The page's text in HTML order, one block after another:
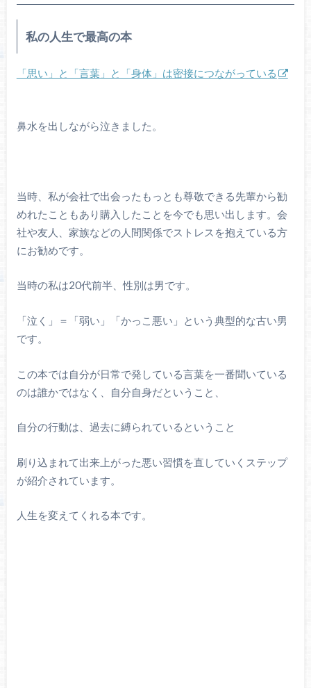
私の人生で最高の本
「思い」と「言葉」と「身体」は密接につながっている
鼻水を出しながら泣きました。
当時、私が会社で出会ったもっとも尊敬できる先輩から勧
めれたこともあり購入したことを今でも思い出します。会
社や友人、家族などの人間関係でストレスを抱えている方
にお勧めです。
当時の私は20代前半、性別は男です。
「泣く」＝「弱い」「かっこ悪い」という典型的な古い男
です。
この本では自分が日常で発している言葉を一番聞いている
のは誰かではなく、自分自身だということ、
自分の行動は、過去に縛られているということ
刷り込まれて出来上がった悪い習慣を直していくステップ
が紹介されています。
人生を変えてくれる本です。